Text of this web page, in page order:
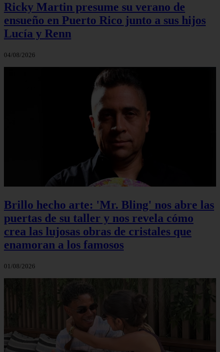
Ricky Martin presume su verano de
ensueño en Puerto Rico junto a sus hijos
Lucía y Renn
04/08/2026
Brillo hecho arte: 'Mr. Bling' nos abre las
puertas de su taller y nos revela cómo
crea las lujosas obras de cristales que
enamoran a los famosos
01/08/2026